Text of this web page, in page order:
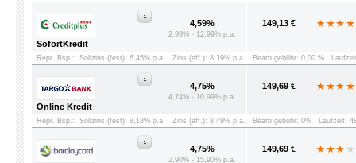
SofortKredit
4,59%
2,99% - 12,99% p.a.
149,13 €
Repr. Bsp.: Sollzins (fest): 6,45% p.a. Zins (eff.): 8,19% p.a. Bearb.gebühr: 0,00 %
Online Kredit
4,75%
4,74% - 10,99% p.a.
149,69 €
Repr. Bsp.: Sollzins (fest): 8,18% p.a. Zins (eff.): 8,49% p.a. Bearb.gebühr: 0% Laufzeit:
4,75%
2,90% - 15,90% p.a.
149,69 €